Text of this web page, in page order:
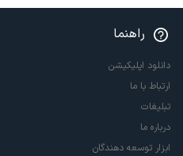
راهنما
دانلود اپلیکیشن
ارتباط با ما
تبلیغات
درباره ما
ابزار توسعه دهندگان